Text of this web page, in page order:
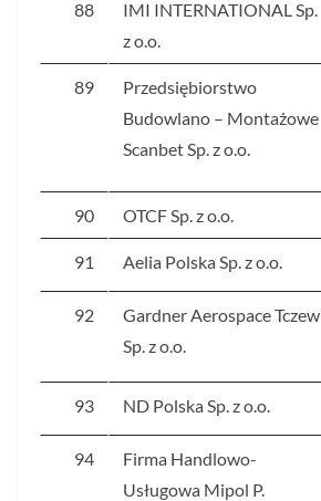
88
IMI INTERNATIONAL Sp.
z o.o.
89
Przedsiębiorstwo
Budowlano – Montażowe
Scanbet Sp. z o.o.
90 OTCF Sp. z o.o.
91 Aelia Polska Sp. z o.o.
92
Gardner Aerospace Tczew
Sp. z o.o.
93 ND Polska Sp. z o.o.
94
Firma Handlowo-
Usługowa Mipol P.